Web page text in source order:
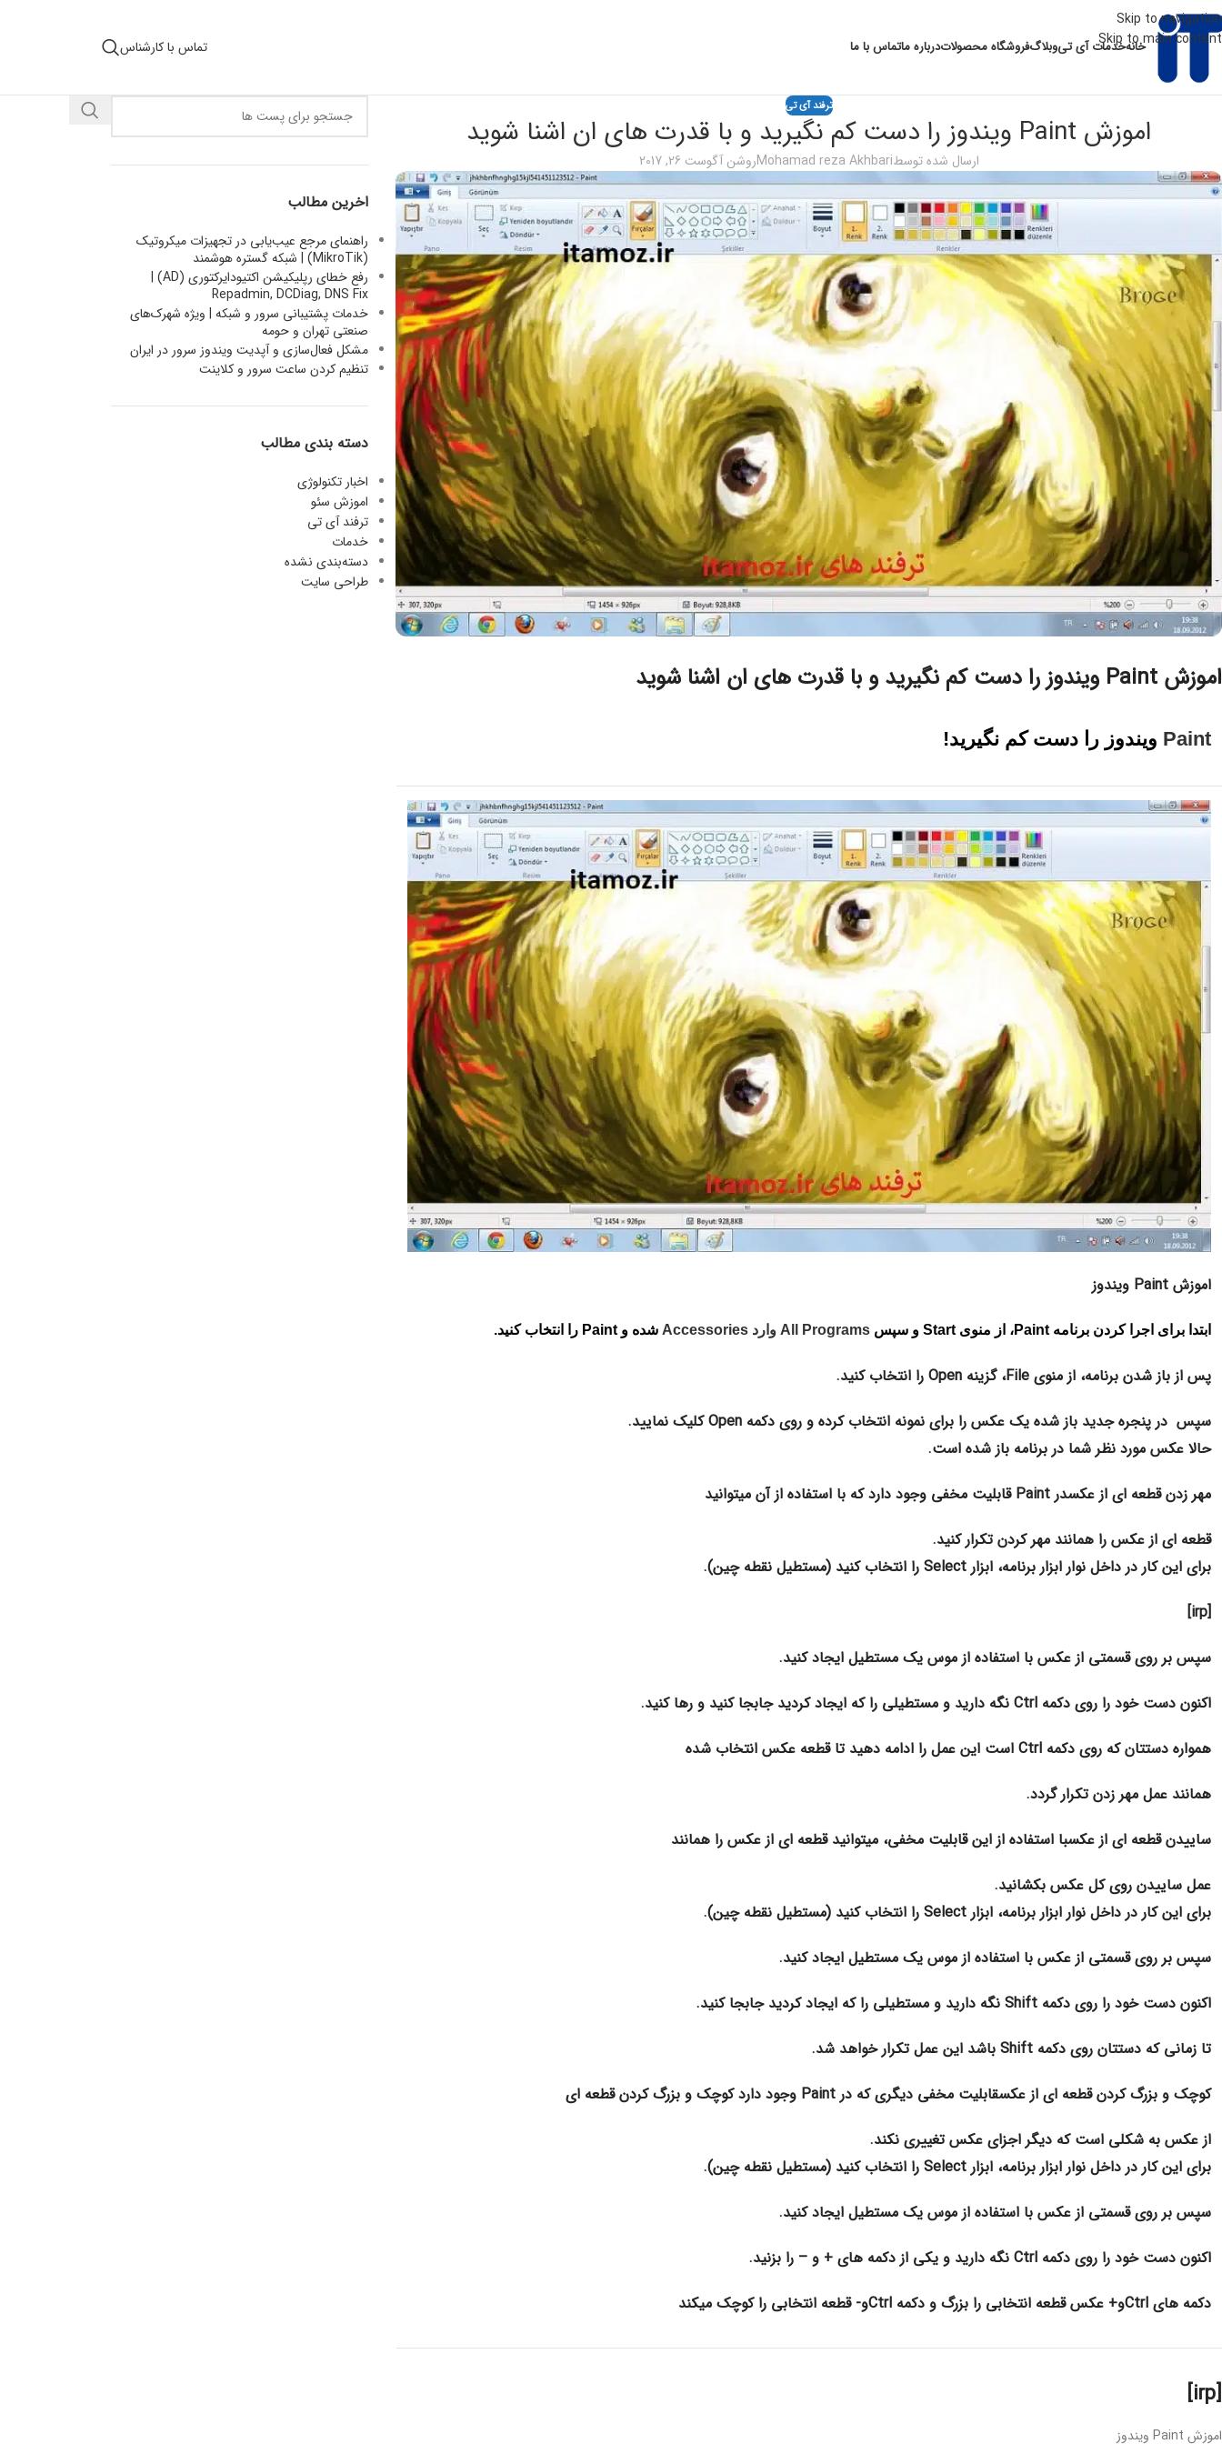
Skip to navigation
Skip to main content
خانهخدمات آی تیوبلاگفروشگاه محصولاتدرباره ماتماس با ما تماس با کارشناس
ترفند آی تی
اموزش Paint ویندوز را دست کم نگیرید و با قدرت های ان اشنا شوید
ارسال شده توسطMohamad reza Akhbariروشن آگوست 26, 2017
اموزش Paint ویندوز را دست کم نگیرید و با قدرت های ان اشنا شوید
Paint ویندوز را دست کم نگیرید!
اموزش Paint ویندوز
بتدا برای اجرا کردن برنامه Paint، از منوی Start و سپس All Programs وارد Accessories شده و Paint را انتخاب کنید.
پس از باز شدن برنامه، از منوی File، گزینه Open را انتخاب کنید.
سپس در پنجره جدید باز شده یک عکس را برای نمونه انتخاب کرده و روی دکمه Open کلیک نمایید.
حالا عکس مورد نظر شما در برنامه باز شده است.
مهر زدن قطعه ای از عکسدر Paint قابلیت مخفی وجود دارد که با استفاده از آن میتوانید
قطعه ای از عکس را همانند مهر کردن تکرار کنید.
برای این کار در داخل نوار ابزار برنامه، ابزار Select را انتخاب کنید (مستطیل نقطه چین).
[irp]
سپس بر روی قسمتی از عکس با استفاده از موس یک مستطیل ایجاد کنید.
اکنون دست خود را روی دکمه Ctrl نگه دارید و مستطیلی را که ایجاد کردید جابجا کنید و رها کنید.
همواره دستتان که روی دکمه Ctrl است این عمل را ادامه دهید تا قطعه عکس انتخاب شده
همانند عمل مهر زدن تکرار گردد.
ساییدن قطعه ای از عکسبا استفاده از این قابلیت مخفی، میتوانید قطعه ای از عکس را همانند
عمل ساییدن روی کل عکس بکشانید.
برای این کار در داخل نوار ابزار برنامه، ابزار Select را انتخاب کنید (مستطیل نقطه چین).
سپس بر روی قسمتی از عکس با استفاده از موس یک مستطیل ایجاد کنید.
اکنون دست خود را روی دکمه Shift نگه دارید و مستطیلی را که ایجاد کردید جابجا کنید.
تا زمانی که دستتان روی دکمه Shift باشد این عمل تکرار خواهد شد.
کوچک و بزرگ کردن قطعه ای از عکسقابلیت مخفی دیگری که در Paint وجود دارد کوچک و بزرگ کردن قطعه ای
از عکس به شکلی است که دیگر اجزای عکس تغییری نکند.
برای این کار در داخل نوار ابزار برنامه، ابزار Select را انتخاب کنید (مستطیل نقطه چین).
سپس بر روی قسمتی از عکس با استفاده از موس یک مستطیل ایجاد کنید.
اکنون دست خود را روی دکمه Ctrl نگه دارید و یکی از دکمه های + و – را بزنید.
دکمه های Ctrlو+ عکس قطعه انتخابی را بزرگ و دکمه Ctrlو- قطعه انتخابی را کوچک میکند
[irp]
اموزش Paint ویندوز
اخرین مطالب
راهنمای مرجع عیب‌یابی در تجهیزات میکروتیک
(MikroTik) | شبکه گستره هوشمند
رفع خطای رپلیکیشن اکتیودایرکتوری (AD) |
Repadmin, DCDiag, DNS Fix
خدمات پشتیبانی سرور و شبکه | ویژه شهرک‌های
صنعتی تهران و حومه
مشکل فعال‌سازی و آپدیت ویندوز سرور در ایران
تنظیم کردن ساعت سرور و کلاینت
دسته بندی مطالب
اخبار تکنولوژی
اموزش سئو
ترفند آی تی
خدمات
دسته‌بندی نشده
طراحی سایت